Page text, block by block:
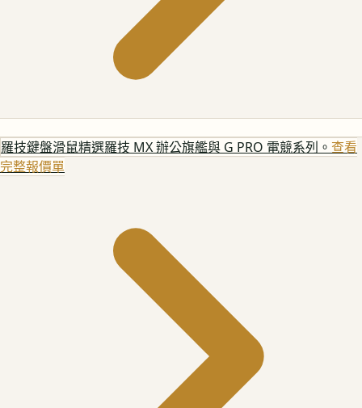
羅技鍵盤滑鼠精選羅技 MX 辦公旗艦與 G PRO 電競系列。 查看
完整報價單